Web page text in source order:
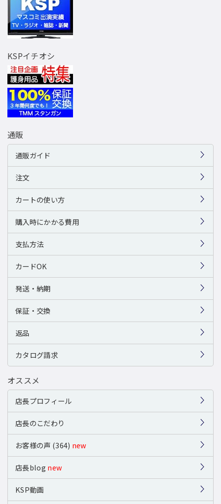
KSPイチオシ
通販
通販ガイド
注文
カートの使い方
購入時にかかる費用
支払方法
カードOK
発送・納期
保証・交換
返品
カタログ請求
オススメ
店長プロフィール
店長のこだわり
お客様の声 (364) new
店長blog new
KSP動画